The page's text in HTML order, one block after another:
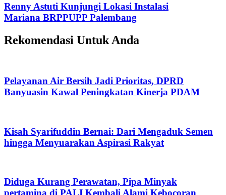
Renny Astuti Kunjungi Lokasi Instalasi
Mariana BRPPUPP Palembang
Rekomendasi Untuk Anda
Pelayanan Air Bersih Jadi Prioritas, DPRD
Banyuasin Kawal Peningkatan Kinerja PDAM
Kisah Syarifuddin Bernai: Dari Mengaduk Semen
hingga Menyuarakan Aspirasi Rakyat
Diduga Kurang Perawatan, Pipa Minyak
pertamina di PALI Kembali Alami Kebocoran